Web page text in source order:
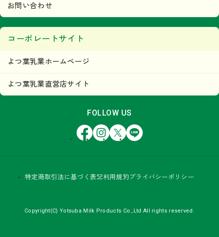
お問い合わせ
コーポレートサイト
よつ葉乳業ホームページ
よつ葉乳業直営店サイト
FOLLOW US
FacebookInstagram
X LINE
特定商取引法に基づく表記利用規約 プライバシーポリシー
Copyright(C) Yotsuba Milk Products Co.,Ltd All rights reserved.